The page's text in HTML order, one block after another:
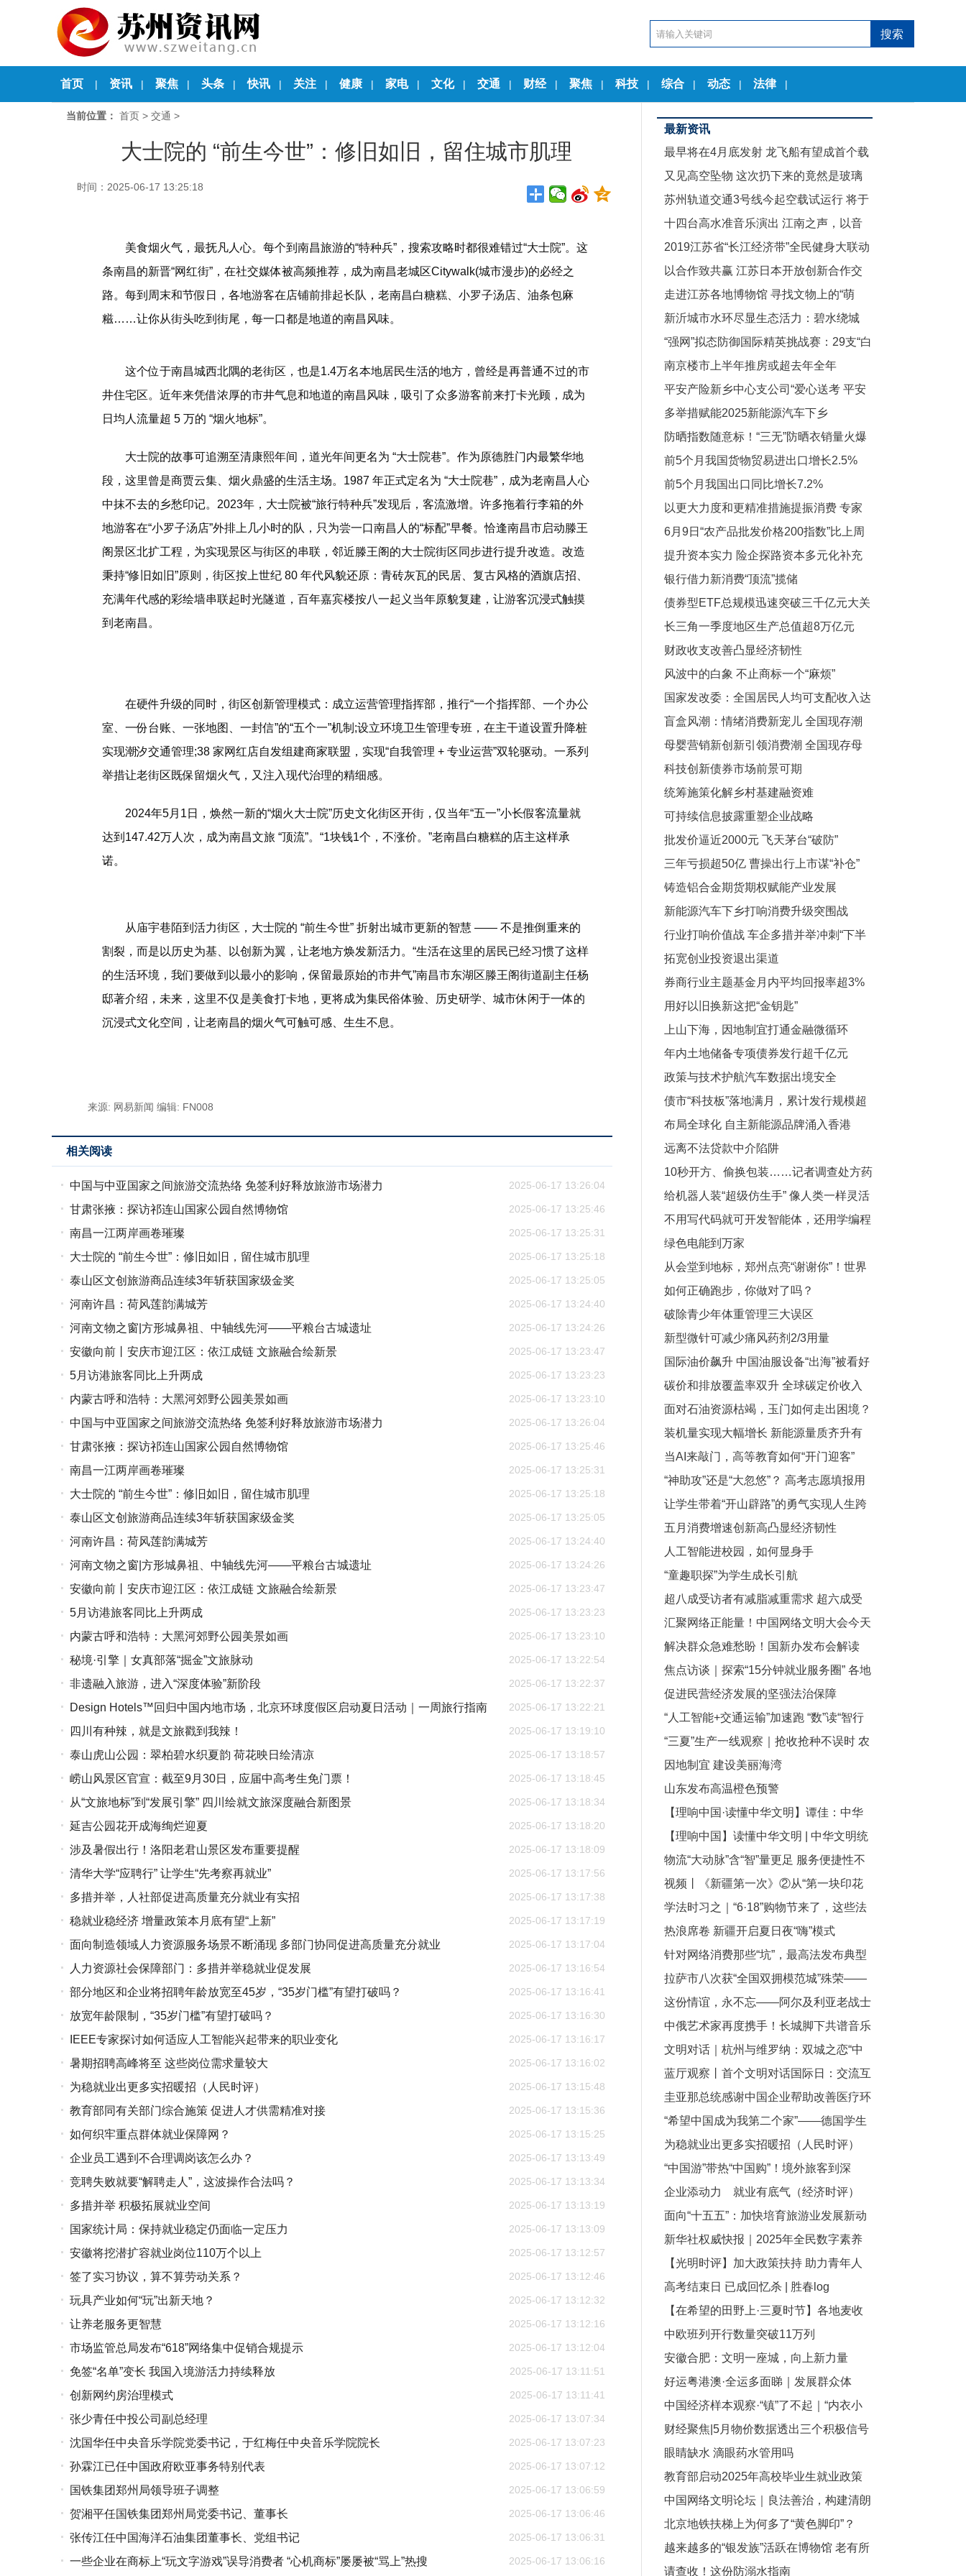
首页 | 资讯 | 聚焦 | 头条 | 快讯 | 关注 | 健康 | 家电 | 文化 | 交通 | 财经 | 聚焦 | 科技 | 综合 | 动态 | 法律 |
当前位置： 首页 > 交通 >
大士院的 “前生今世”：修旧如旧，留住城市肌理
时间：2025-06-17 13:25:18
美食烟火气，最抚凡人心。每个到南昌旅游的“特种兵”，搜索攻略时都很难错过“大士院”。这
条南昌的新晋“网红街”，在社交媒体被高频推荐，成为南昌老城区Citywalk(城市漫步)的必经之
路。每到周末和节假日，各地游客在店铺前排起长队，老南昌白糖糕、小罗子汤店、油条包麻
糍……让你从街头吃到街尾，每一口都是地道的南昌风味。
这个位于南昌城西北隅的老街区，也是1.4万名本地居民生活的地方，曾经是再普通不过的市
井住宅区。近年来凭借浓厚的市井气息和地道的南昌风味，吸引了众多游客前来打卡光顾，成为
日均人流量超 5 万的 “烟火地标”。
大士院的故事可追溯至清康熙年间，道光年间更名为 “大士院巷”。作为原德胜门内最繁华地
段，这里曾是商贾云集、烟火鼎盛的生活主场。1987 年正式定名为 “大士院巷”，成为老南昌人心
中抹不去的乡愁印记。2023年，大士院被“旅行特种兵”发现后，客流激增。许多拖着行李箱的外
地游客在“小罗子汤店”外排上几小时的队，只为尝一口南昌人的“标配”早餐。恰逢南昌市启动滕王
阁景区北扩工程，为实现景区与街区的串联，邻近滕王阁的大士院街区同步进行提升改造。改造
秉持“修旧如旧”原则，街区按上世纪 80 年代风貌还原：青砖灰瓦的民居、复古风格的酒旗店招、
充满年代感的彩绘墙串联起时光隧道，百年嘉宾楼按八一起义当年原貌复建，让游客沉浸式触摸
到老南昌。
在硬件升级的同时，街区创新管理模式：成立运营管理指挥部，推行“一个指挥部、一个办公
室、一份台账、一张地图、一封信”的“五个一”机制;设立环境卫生管理专班，在主干道设置升降桩
实现潮汐交通管理;38 家网红店自发组建商家联盟，实现“自我管理 + 专业运营”双轮驱动。一系列
举措让老街区既保留烟火气，又注入现代治理的精细感。
2024年5月1日，焕然一新的“烟火大士院”历史文化街区开街，仅当年“五一”小长假客流量就
达到147.42万人次，成为南昌文旅 “顶流”。“1块钱1个，不涨价。”老南昌白糖糕的店主这样承
诺。
从庙宇巷陌到活力街区，大士院的 “前生今世” 折射出城市更新的智慧 —— 不是推倒重来的
割裂，而是以历史为基、以创新为翼，让老地方焕发新活力。“生活在这里的居民已经习惯了这样
的生活环境，我们要做到以最小的影响，保留最原始的市井气”南昌市东湖区滕王阁街道副主任杨
邸著介绍，未来，这里不仅是美食打卡地，更将成为集民俗体验、历史研学、城市休闲于一体的
沉浸式文化空间，让老南昌的烟火气可触可感、生生不息。
来源: 网易新闻 编辑: FN008
相关阅读
2025-06-17 13:26:04
中国与中亚国家之间旅游交流热络 免签利好释放旅游市场潜力
2025-06-17 13:25:46
甘肃张掖：探访祁连山国家公园自然博物馆
2025-06-17 13:25:31
南昌一江两岸画卷璀璨
2025-06-17 13:25:18
大士院的 “前生今世”：修旧如旧，留住城市肌理
2025-06-17 13:25:05
泰山区文创旅游商品连续3年斩获国家级金奖
2025-06-17 13:24:40
河南许昌：荷风莲韵满城芳
2025-06-17 13:24:26
河南文物之窗|方形城鼻祖、中轴线先河——平粮台古城遗址
2025-06-17 13:23:47
安徽向前丨安庆市迎江区：依江成链 文旅融合绘新景
2025-06-17 13:23:23
5月访港旅客同比上升两成
2025-06-17 13:23:10
内蒙古呼和浩特：大黑河郊野公园美景如画
2025-06-17 13:26:04
中国与中亚国家之间旅游交流热络 免签利好释放旅游市场潜力
2025-06-17 13:25:46
甘肃张掖：探访祁连山国家公园自然博物馆
2025-06-17 13:25:31
南昌一江两岸画卷璀璨
2025-06-17 13:25:18
大士院的 “前生今世”：修旧如旧，留住城市肌理
2025-06-17 13:25:05
泰山区文创旅游商品连续3年斩获国家级金奖
2025-06-17 13:24:40
河南许昌：荷风莲韵满城芳
2025-06-17 13:24:26
河南文物之窗|方形城鼻祖、中轴线先河——平粮台古城遗址
2025-06-17 13:23:47
安徽向前丨安庆市迎江区：依江成链 文旅融合绘新景
2025-06-17 13:23:23
5月访港旅客同比上升两成
2025-06-17 13:23:10
内蒙古呼和浩特：大黑河郊野公园美景如画
2025-06-17 13:22:54
秘境·引擎｜女真部落“掘金”文旅脉动
2025-06-17 13:22:37
非遗融入旅游，进入“深度体验”新阶段
2025-06-17 13:22:21
Design Hotels™回归中国内地市场，北京环球度假区启动夏日活动｜一周旅行指南
2025-06-17 13:19:10
四川有种辣，就是文旅戳到我辣！
2025-06-17 13:18:57
泰山虎山公园：翠柏碧水织夏韵 荷花映日绘清凉
2025-06-17 13:18:45
崂山风景区官宣：截至9月30日，应届中高考生免门票！
2025-06-17 13:18:34
从“文旅地标”到“发展引擎” 四川绘就文旅深度融合新图景
2025-06-17 13:18:20
延吉公园花开成海绚烂迎夏
2025-06-17 13:18:09
涉及暑假出行！洛阳老君山景区发布重要提醒
2025-06-17 13:17:56
清华大学“应聘行” 让学生“先考察再就业”
2025-06-17 13:17:38
多措并举，人社部促进高质量充分就业有实招
2025-06-17 13:17:19
稳就业稳经济 增量政策本月底有望“上新”
2025-06-17 13:17:04
面向制造领域人力资源服务场景不断涌现 多部门协同促进高质量充分就业
2025-06-17 13:16:54
人力资源社会保障部门：多措并举稳就业促发展
2025-06-17 13:16:41
部分地区和企业将招聘年龄放宽至45岁，“35岁门槛”有望打破吗？
2025-06-17 13:16:30
放宽年龄限制，“35岁门槛”有望打破吗？
2025-06-17 13:16:17
IEEE专家探讨如何适应人工智能兴起带来的职业变化
2025-06-17 13:16:02
暑期招聘高峰将至 这些岗位需求量较大
2025-06-17 13:15:48
为稳就业出更多实招暖招（人民时评）
2025-06-17 13:15:36
教育部同有关部门综合施策 促进人才供需精准对接
2025-06-17 13:15:25
如何织牢重点群体就业保障网？
2025-06-17 13:13:49
企业员工遇到不合理调岗该怎么办？
2025-06-17 13:13:34
竞聘失败就要“解聘走人”，这波操作合法吗？
2025-06-17 13:13:19
多措并举 积极拓展就业空间
2025-06-17 13:13:09
国家统计局：保持就业稳定仍面临一定压力
2025-06-17 13:12:57
安徽将挖潜扩容就业岗位110万个以上
2025-06-17 13:12:46
签了实习协议，算不算劳动关系？
2025-06-17 13:12:32
玩具产业如何“玩”出新天地？
2025-06-17 13:12:16
让养老服务更智慧
2025-06-17 13:12:04
市场监管总局发布“618”网络集中促销合规提示
2025-06-17 13:11:51
免签“名单”变长 我国入境游活力持续释放
2025-06-17 13:11:41
创新网约房治理模式
2025-06-17 13:07:34
张少青任中投公司副总经理
2025-06-17 13:07:23
沈国华任中央音乐学院党委书记，于红梅任中央音乐学院院长
2025-06-17 13:07:12
孙霖江已任中国政府欧亚事务特别代表
2025-06-17 13:06:59
国铁集团郑州局领导班子调整
2025-06-17 13:06:46
贺湘平任国铁集团郑州局党委书记、董事长
2025-06-17 13:06:31
张传江任中国海洋石油集团董事长、党组书记
2025-06-17 13:06:16
一些企业在商标上“玩文字游戏”误导消费者 “心机商标”屡屡被“骂上”热搜
最新资讯
最早将在4月底发射 龙飞船有望成首个载
人商业航天器
又见高空坠物 这次扔下来的竟然是玻璃
茶几
苏州轨道交通3号线今起空载试运行 将于
12月底试运营
十四台高水准音乐演出 江南之声，以音
乐节的名义致敬古典
2019江苏省“长江经济带”全民健身大联动
暨“舞动江苏”无锡赛区启动仪式举行
以合作致共赢 江苏日本开放创新合作交
流会在东京举行
走进江苏各地博物馆 寻找文物上的“萌
娃”们
新沂城市水环尽显生态活力：碧水绕城
绿荫满城
“强网”拟态防御国际精英挑战赛：29支“白
帽黑客”战队谁能突防？
南京楼市上半年推房或超去年全年
平安产险新乡中心支公司“爱心送考 平安
相伴”活动圆满收官
多举措赋能2025新能源汽车下乡
防晒指数随意标！“三无”防晒衣销量火爆
总台《财经调查》曝光
前5个月我国货物贸易进出口增长2.5%
前5个月我国出口同比增长7.2%
以更大力度和更精准措施提振消费 专家
带你看懂5月CPI和PPI数据
6月9日“农产品批发价格200指数”比上周
五下降0.29个点
提升资本实力 险企探路资本多元化补充
方式
银行借力新消费“顶流”揽储
债券型ETF总规模迅速突破三千亿元大关
长三角一季度地区生产总值超8万亿元
财政收支改善凸显经济韧性
风波中的白象 不止商标一个“麻烦”
国家发改委：全国居民人均可支配收入达
4.13万元
盲盒风潮：情绪消费新宠儿 全国现存潮
玩相关企业超5.1万家
母婴营销新创新引领消费潮 全国现存母
婴相关企业超1341.2万家
科技创新债券市场前景可期
统筹施策化解乡村基建融资难
可持续信息披露重塑企业战略
批发价逼近2000元 飞天茅台“破防”
三年亏损超50亿 曹操出行上市谋“补仓”
铸造铝合金期货期权赋能产业发展
新能源汽车下乡打响消费升级突围战
行业打响价值战 车企多措并举冲刺“下半
场”
拓宽创业投资退出渠道
券商行业主题基金月内平均回报率超3%
用好以旧换新这把“金钥匙”
上山下海，因地制宜打通金融微循环
年内土地储备专项债券发行超千亿元
政策与技术护航汽车数据出境安全
债市“科技板”落地满月，累计发行规模超
4000亿元——金融资源加快流向科创领
域
布局全球化 自主新能源品牌涌入香港
远离不法贷款中介陷阱
10秒开方、偷换包装……记者调查处方药
线上销售乱象
给机器人装“超级仿生手” 像人类一样灵活
抓取
不用写代码就可开发智能体，还用学编程
吗
绿色电能到万家
从会堂到地标，郑州点亮“谢谢你”！世界
献血者日致敬热血英雄
如何正确跑步，你做对了吗？
破除青少年体重管理三大误区
新型微针可减少痛风药剂2/3用量
国际油价飙升 中国油服设备“出海”被看好
碳价和排放覆盖率双升 全球碳定价收入
超千亿美元
面对石油资源枯竭，玉门如何走出困境？
装机量实现大幅增长 新能源量质齐升有
支撑
当AI来敲门，高等教育如何“开门迎客”
“神助攻”还是“大忽悠”？ 高考志愿填报用
AI靠谱吗
让学生带着“开山辟路”的勇气实现人生跨
越
五月消费增速创新高凸显经济韧性
人工智能进校园，如何显身手
“童趣职探”为学生成长引航
超八成受访者有减脂减重需求 超六成受
访大学生曾为“轻体”消费
汇聚网络正能量！中国网络文明大会今天
在合肥举行
解决群众急难愁盼！国新办发布会解读
《关于进一步保障和改善民生 着力解决
群众急难愁盼的意见》
焦点访谈｜探索“15分钟就业服务圈” 各地
交出家门口就业的亮眼答卷
促进民营经济发展的坚强法治保障
“人工智能+交通运输”加速跑 “数”读“智行
时代”赋能美好生活
“三夏”生产一线观察｜抢收抢种不误时 农
业生产高效推进
因地制宜 建设美丽海湾
山东发布高温橙色预警
【理响中国·读懂中华文明】谭佳：中华
文明的包容开放
【理响中国】读懂中华文明 | 中华文明统
一性的文化基因
物流“大动脉”含“智”量更足 服务便捷性不
断提升
视频丨《新疆第一次》②从“第一块印花
布”到“第一缕毛条”
学法时习之｜“6·18”购物节来了，这些法
律问题要知道
热浪席卷 新疆开启夏日夜“嗨”模式
针对网络消费那些“坑”，最高法发布典型
案例维护消费者权益
拉萨市八次获“全国双拥模范城”殊荣——
同心筑长城 共谱和谐曲
这份情谊，永不忘——阿尔及利亚老战士
追忆中国岁月
中俄艺术家再度携手！长城脚下共谱音乐
华章
文明对话｜杭州与维罗纳：双城之恋“中
意你”
蓝厅观察丨首个文明对话国际日：交流互
鉴 美美与共
圭亚那总统感谢中国企业帮助改善医疗环
境
“希望中国成为我第二个家”——德国学生
期待成为中德交流的桥梁
为稳就业出更多实招暖招（人民时评）
“中国游”带热“中国购”！境外旅客到深
圳“旅游+扫货”热情高涨
企业添动力 就业有底气（经济时评）
面向“十五五”：加快培育旅游业发展新动
能
新华社权威快报｜2025年全民数字素养
与技能提升月启动
【光明时评】加大政策扶持 助力青年人
才培养
高考结束日 已成回忆杀 | 胜春log
【在希望的田野上·三夏时节】各地麦收
加速推进 夏种夏管有序进行
中欧班列开行数量突破11万列
安徽合肥：文明一座城，向上新力量
好运粤港澳·全运多面睇｜发展群众体
育，广东从未止步
中国经济样本观察·“镇”了不起｜“内衣小
镇”织出500亿元“里子产业”
财经聚焦|5月物价数据透出三个积极信号
眼睛缺水 滴眼药水管用吗
教育部启动2025年高校毕业生就业政策
宣传月活动
中国网络文明论坛｜良法善治，构建清朗
有序网络空间
北京地铁扶梯上为何多了“黄色脚印”？
越来越多的“银发族”活跃在博物馆 老有所
学老有所乐
请查收！这份防溺水指南